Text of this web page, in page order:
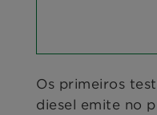
Os primeiros
diesel emite no